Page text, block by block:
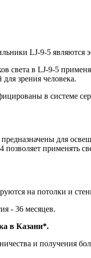
LJ-9-5
света в LJ-9-5
зрения человека.
в системе
для
позволяет применять
на потолки и
- 36 месяцев.
в Казани*.
и получения